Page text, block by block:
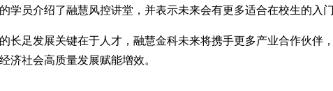
学员介绍了融慧风控讲堂，并表示未来会有更多适合在校生的入
长足发展关键在于人才，融慧金科未来将携手更多产业合作伙
济社会高质量发展赋能增效。